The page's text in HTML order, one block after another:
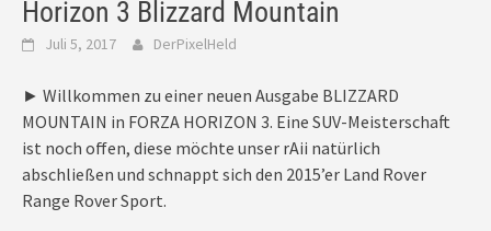
Horizon 3 Blizzard Mountain
Juli 5, 2017 DerPixelHeld
► Willkommen zu einer neuen Ausgabe BLIZZARD
MOUNTAIN in FORZA HORIZON 3. Eine SUV-Meisterschaft
ist noch offen, diese möchte unser rAii natürlich
abschließen und schnappt sich den 2015’er Land Rover
Range Rover Sport.